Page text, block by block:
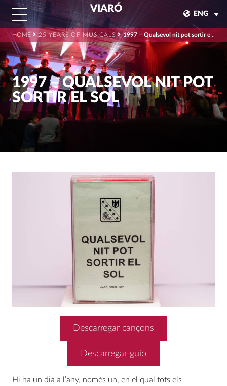
VIARÓ
ENG
HOME 25 YEARS OF MUSICALS 1997 – Qualsevol nit pot sortir el sol
1997 – QUALSEVOL NIT POT
SORTIR EL SOL
Descarregar cançons
Descarregar guió
Hi ha un dia a l’any, només un, en el qual tots els